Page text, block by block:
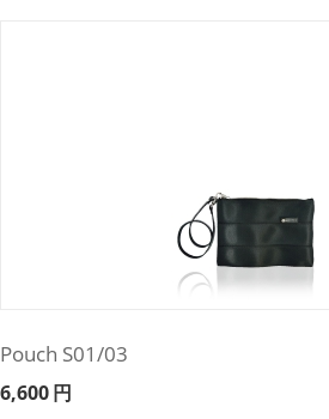
Pouch S01/03
6,600円